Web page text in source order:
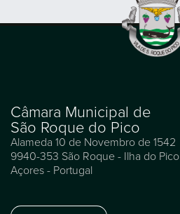
Câmara Municipal de
São Roque do Pico
Alameda 10 de Novembro de 1542
9940-353 São Roque - Ilha do Pico
Açores - Portugal